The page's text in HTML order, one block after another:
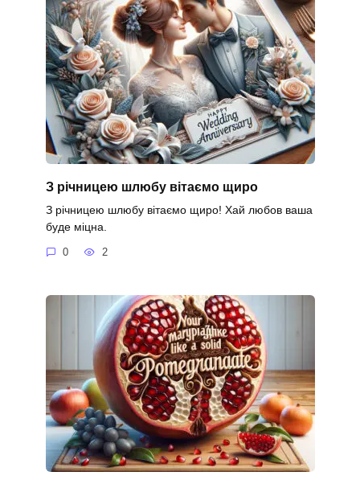
З річницею шлюбу вітаємо щиро
З річницею шлюбу вітаємо щиро! Хай любов ваша
буде міцна.
0 2